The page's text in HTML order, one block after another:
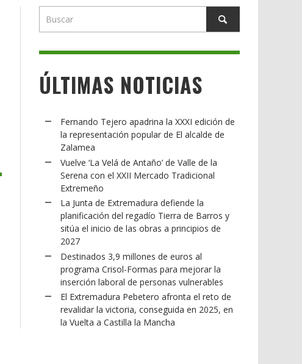
ÚLTIMAS NOTICIAS
Fernando Tejero apadrina la XXXI edición de
la representación popular de El alcalde de
Zalamea
Vuelve ‘La Velá de Antaño’ de Valle de la
Serena con el XXII Mercado Tradicional
Extremeño
La Junta de Extremadura defiende la
planificación del regadío Tierra de Barros y
sitúa el inicio de las obras a principios de
2027
Destinados 3,9 millones de euros al
programa Crisol-Formas para mejorar la
inserción laboral de personas vulnerables
El Extremadura Pebetero afronta el reto de
revalidar la victoria, conseguida en 2025, en
la Vuelta a Castilla la Mancha